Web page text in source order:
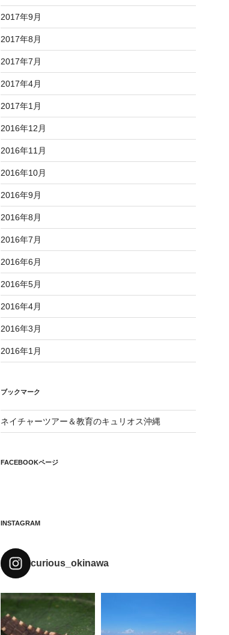
2017年9月
2017年8月
2017年7月
2017年4月
2017年1月
2016年12月
2016年11月
2016年10月
2016年9月
2016年8月
2016年7月
2016年6月
2016年5月
2016年4月
2016年3月
2016年1月
ブックマーク
ネイチャーツアー＆教育のキュリオス沖縄
FACEBOOKページ
INSTAGRAM
curious_okinawa